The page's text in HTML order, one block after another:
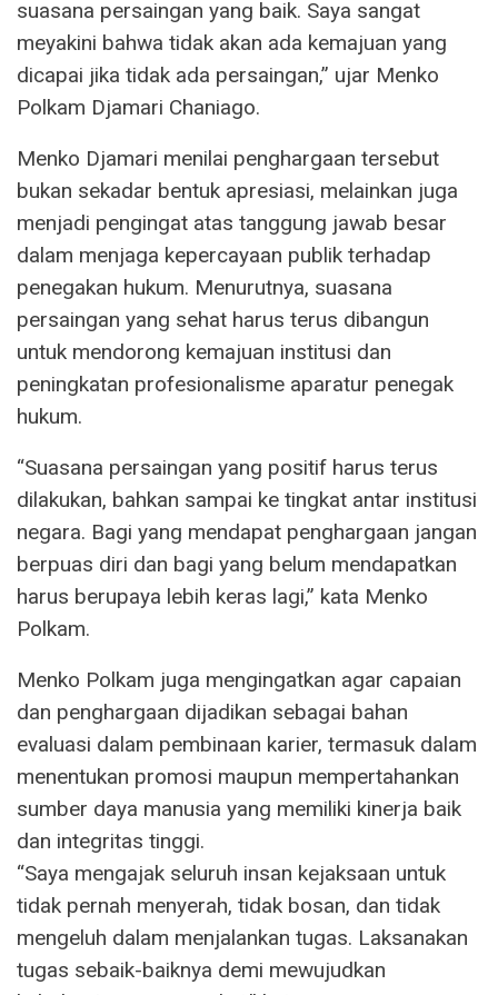
suasana persaingan yang baik. Saya sangat
meyakini bahwa tidak akan ada kemajuan yang
dicapai jika tidak ada persaingan,” ujar Menko
Polkam Djamari Chaniago.
Menko Djamari menilai penghargaan tersebut
bukan sekadar bentuk apresiasi, melainkan juga
menjadi pengingat atas tanggung jawab besar
dalam menjaga kepercayaan publik terhadap
penegakan hukum. Menurutnya, suasana
persaingan yang sehat harus terus dibangun
untuk mendorong kemajuan institusi dan
peningkatan profesionalisme aparatur penegak
hukum.
“Suasana persaingan yang positif harus terus
dilakukan, bahkan sampai ke tingkat antar institusi
negara. Bagi yang mendapat penghargaan jangan
berpuas diri dan bagi yang belum mendapatkan
harus berupaya lebih keras lagi,” kata Menko
Polkam.
Menko Polkam juga mengingatkan agar capaian
dan penghargaan dijadikan sebagai bahan
evaluasi dalam pembinaan karier, termasuk dalam
menentukan promosi maupun mempertahankan
sumber daya manusia yang memiliki kinerja baik
dan integritas tinggi.
“Saya mengajak seluruh insan kejaksaan untuk
tidak pernah menyerah, tidak bosan, dan tidak
mengeluh dalam menjalankan tugas. Laksanakan
tugas sebaik-baiknya demi mewujudkan